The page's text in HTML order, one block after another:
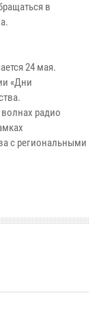
в
24 мая.
«Дни
радио
с региональными